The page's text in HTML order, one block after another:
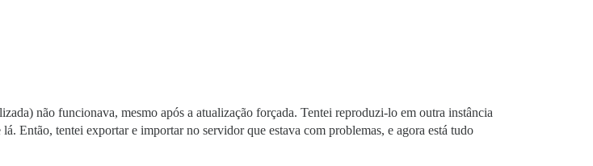
não funcionava, mesmo após a atualização forçada. Tentei reproduzi-lo em outra instância
Então, tentei exportar e importar no servidor que estava com problemas, e agora está tudo